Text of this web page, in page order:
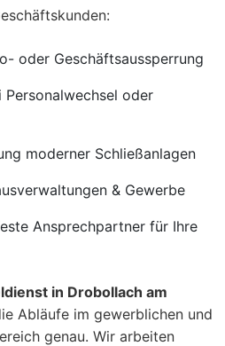
oder Geschäftsaussperrung
Personalwechsel oder
moderner Schließanlagen
& Gewerbe
Ansprechpartner für Ihre
in Drobollach am
Abläufe im gewerblichen und
genau. Wir arbeiten